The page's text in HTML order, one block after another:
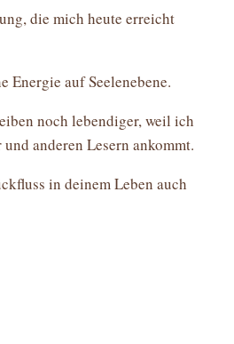
die mich heute erreicht
Energie auf Seelenebene.
noch lebendiger, weil ich
anderen Lesern ankommt.
in deinem Leben auch